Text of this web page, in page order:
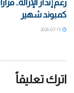
رغم إنذار الإزالة..
كمبوند شهير
اترك تعليقاً